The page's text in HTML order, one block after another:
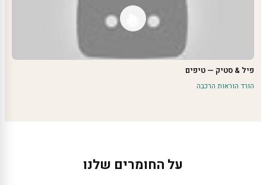
פיל & סטיק — טיפים
הורד הוראות הרכבה
על החומרים שלנו